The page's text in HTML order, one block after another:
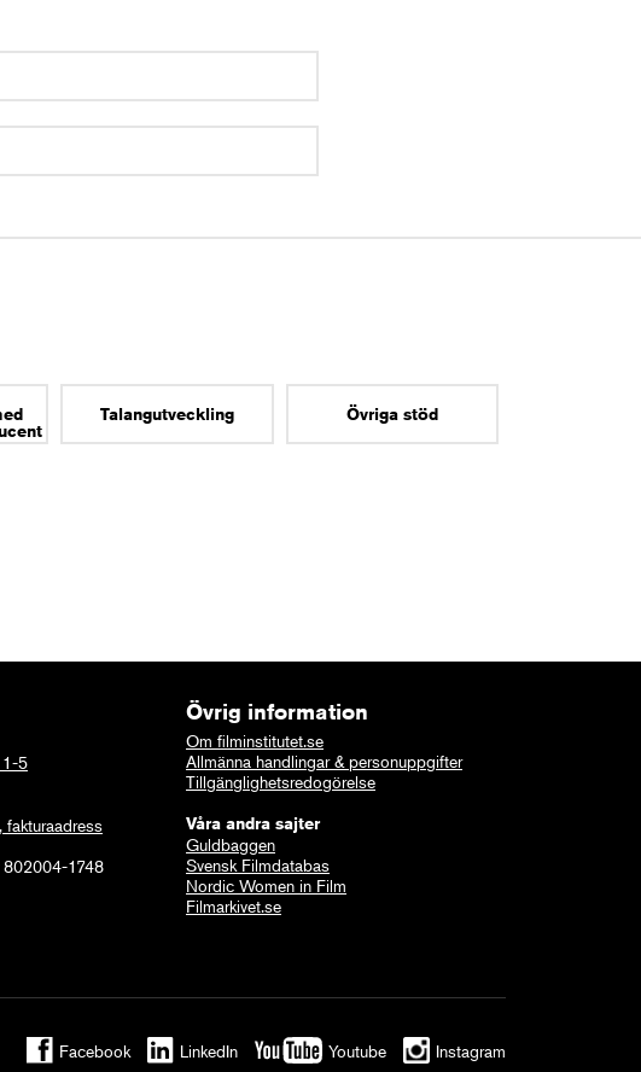
Talangutveckling Övriga stöd
1-5
fakturaadress
802004-1748
Övrig information
Om filminstitutet.se
Allmänna handlingar & personuppgifter
Tillgänglighetsredogörelse
Våra andra sajter
Guldbaggen
Svensk Filmdatabas
Nordic Women in Film
Filmarkivet.se
Facebook LinkedIn Youtube Instagram